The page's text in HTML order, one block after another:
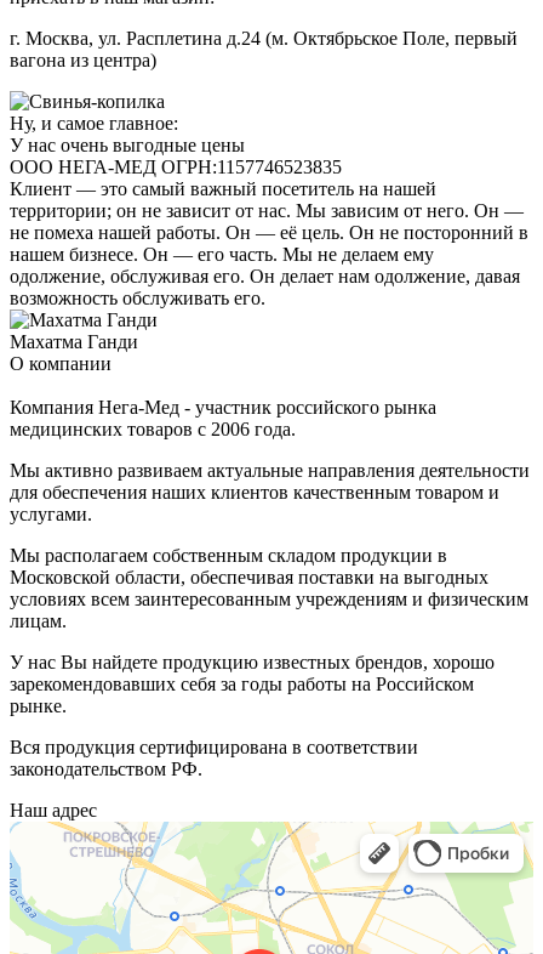
г. Москва, ул. Расплетина д.24 (м. Октябрьское Поле, первый
вагона из центра)
Ну, и самое главное:
У нас очень выгодные цены
ООО НЕГА-МЕД ОГРН:1157746523835
Клиент — это самый важный посетитель на нашей
территории; он не зависит от нас. Мы зависим от него. Он —
не помеха нашей работы. Он — её цель. Он не посторонний в
нашем бизнесе. Он — его часть. Мы не делаем ему
одолжение, обслуживая его. Он делает нам одолжение, давая
возможность обслуживать его.
Махатма Ганди
О компании
Компания Нега-Мед - участник российского рынка
медицинских товаров с 2006 года.
Мы активно развиваем актуальные направления деятельности
для обеспечения наших клиентов качественным товаром и
услугами.
Мы располагаем собственным складом продукции в
Московской области, обеспечивая поставки на выгодных
условиях всем заинтересованным учреждениям и физическим
лицам.
У нас Вы найдете продукцию известных брендов, хорошо
зарекомендовавших себя за годы работы на Российском
рынке.
Вся продукция сертифицирована в соответствии
законодательством РФ.
Наш адрес